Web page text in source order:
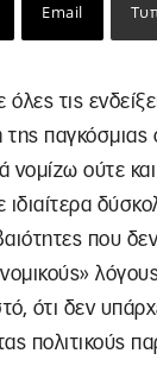
Email
τις
παγκόσμιας
νομίζω ούτε
ιδιαίτερα
που
ότι δεν
πολιτικούς